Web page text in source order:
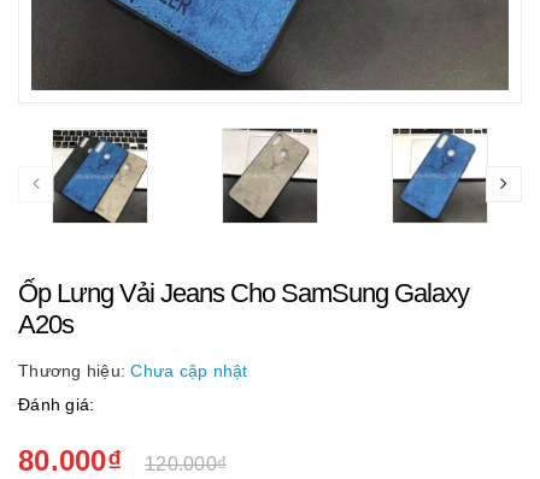
Ốp Lưng Vải Jeans Cho SamSung Galaxy
A20s
Thương hiệu: Chưa cập nhật
Đánh giá:
80.000₫ 120.000₫